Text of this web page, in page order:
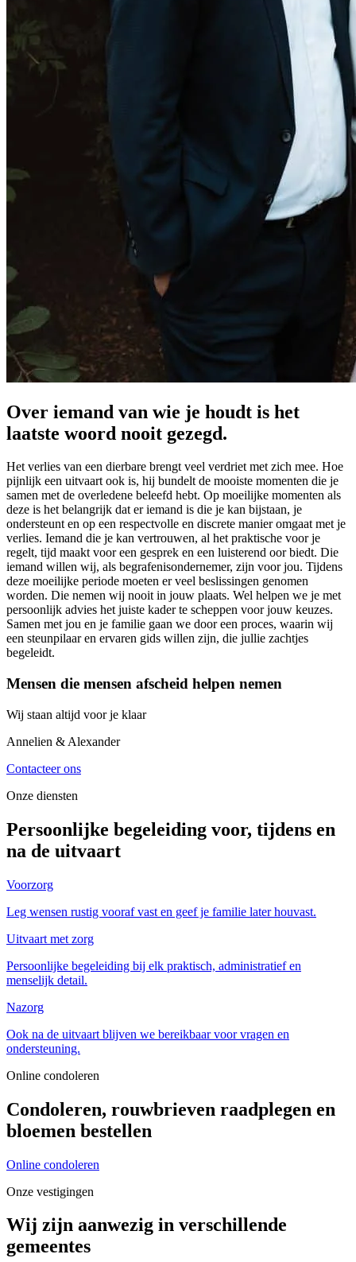
Over iemand van wie je houdt is het
laatste woord nooit gezegd.
Het verlies van een dierbare brengt veel verdriet met zich mee. Hoe
pijnlijk een uitvaart ook is, hij bundelt de mooiste momenten die je
samen met de overledene beleefd hebt. Op moeilijke momenten als
deze is het belangrijk dat er iemand is die je kan bijstaan, je
ondersteunt en op een respectvolle en discrete manier omgaat met je
verlies. Iemand die je kan vertrouwen, al het praktische voor je
regelt, tijd maakt voor een gesprek en een luisterend oor biedt. Die
iemand willen wij, als begrafenisondernemer, zijn voor jou. Tijdens
deze moeilijke periode moeten er veel beslissingen genomen
worden. Die nemen wij nooit in jouw plaats. Wel helpen we je met
persoonlijk advies het juiste kader te scheppen voor jouw keuzes.
Samen met jou en je familie gaan we door een proces, waarin wij
een steunpilaar en ervaren gids willen zijn, die jullie zachtjes
begeleidt.
Mensen die mensen afscheid helpen nemen
Wij staan altijd voor je klaar
Annelien & Alexander
Contacteer ons
Onze diensten
Persoonlijke begeleiding voor, tijdens en
na de uitvaart
Voorzorg
Leg wensen rustig vooraf vast en geef je familie later houvast.
Uitvaart met zorg
Persoonlijke begeleiding bij elk praktisch, administratief en
menselijk detail.
Nazorg
Ook na de uitvaart blijven we bereikbaar voor vragen en
ondersteuning.
Online condoleren
Condoleren, rouwbrieven raadplegen en
bloemen bestellen
Online condoleren
Onze vestigingen
Wij zijn aanwezig in verschillende
gemeentes